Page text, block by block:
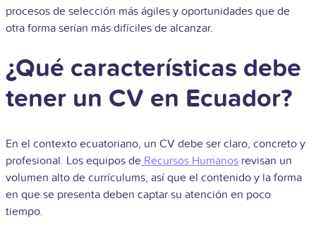
procesos de selección más ágiles y oportunidades que de
otra forma serían más difíciles de alcanzar.
¿Qué características debe
tener un CV en Ecuador?
En el contexto ecuatoriano, un CV debe ser claro, concreto y
profesional. Los equipos de Recursos Humanos revisan un
volumen alto de currículums, así que el contenido y la forma
en que se presenta deben captar su atención en poco
tiempo.